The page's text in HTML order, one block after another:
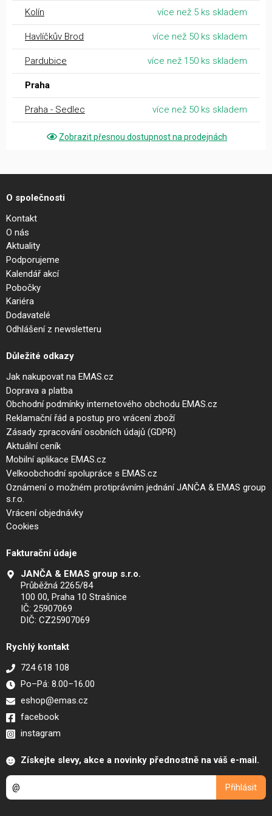
Kolín více než 5 ks skladem
Havlíčkův Brod více než 50 ks skladem
Pardubice více než 150 ks skladem
Praha
Praha - Sedlec více než 50 ks skladem
Zobrazit přesnou dostupnost na prodejnách
O společnosti
Kontakt
O nás
Aktuality
Podporujeme
Kalendář akcí
Pobočky
Kariéra
Dodavatelé
Odhlášení z newsletteru
Důležité odkazy
Jak nakupovat na EMAS.cz
Doprava a platba
Obchodní podmínky internetového obchodu EMAS.cz
Reklamační řád a postup pro vrácení zboží
Zásady zpracování osobních údajů (GDPR)
Aktuální ceník
Mobilní aplikace EMAS.cz
Velkoobchodní spolupráce s EMAS.cz
Oznámení o možném protiprávním jednání JANČA & EMAS group
s.r.o.
Vrácení objednávky
Cookies
Fakturační údaje
JANČA & EMAS group s.r.o.
Průběžná 2265/84
100 00, Praha 10 Strašnice
IČ: 25907069
DIČ: CZ25907069
Rychlý kontakt
724 618 108
Po–Pá: 8.00–16.00
eshop@emas.cz
facebook
instagram
Získejte slevy, akce a novinky přednostně na váš e-mail.